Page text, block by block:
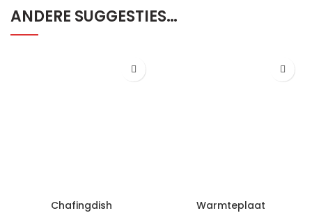
ANDERE SUGGESTIES…
Chafingdish Warmteplaat